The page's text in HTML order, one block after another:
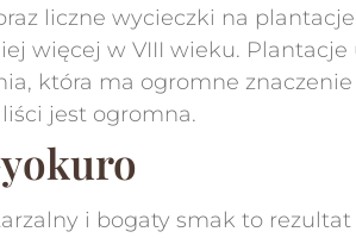
liczne wycieczki na
więcej w VIII wieku.
która ma ogromne
jest ogromna.
i bogaty smak to